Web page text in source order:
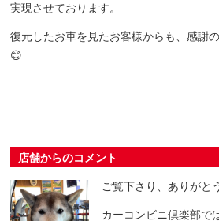
実現させております。
復元したお車を見たお客様からも、感謝
😊
店舗からのコメント
ご覧下さり、ありがと
カーコンビニ倶楽部で